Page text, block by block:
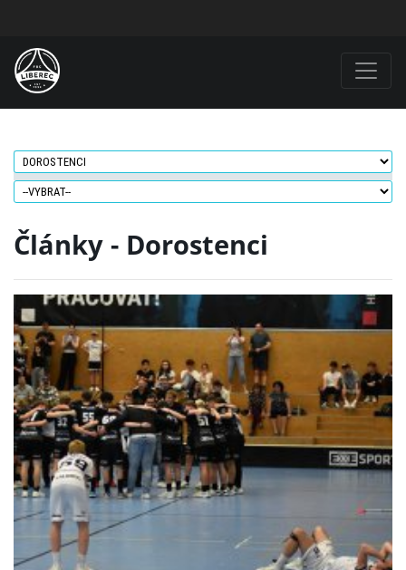
Články - Dorostenci